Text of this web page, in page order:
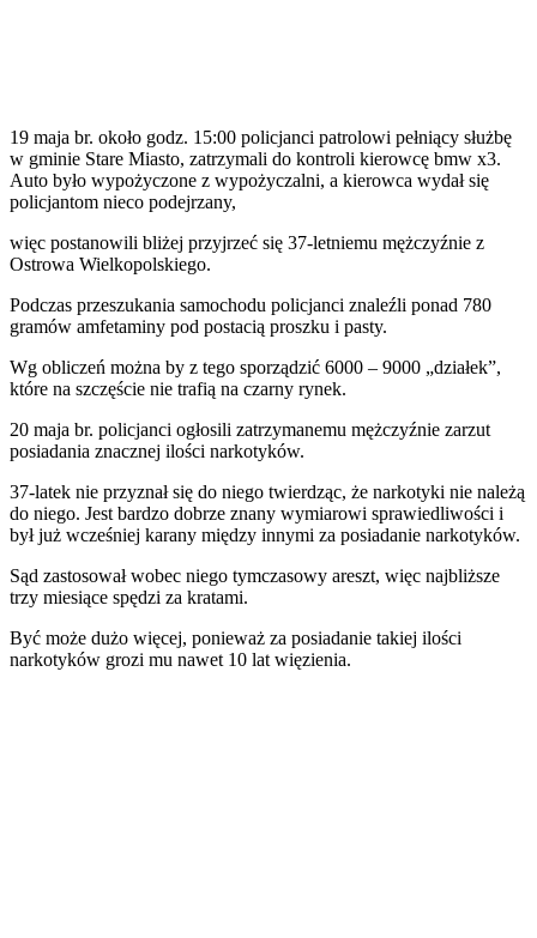
19 maja br. około godz. 15:00 policjanci patrolowi pełniący służbę
w gminie Stare Miasto, zatrzymali do kontroli kierowcę bmw x3.
Auto było wypożyczone z wypożyczalni, a kierowca wydał się
policjantom nieco podejrzany,
więc postanowili bliżej przyjrzeć się 37-letniemu mężczyźnie z
Ostrowa Wielkopolskiego.
Podczas przeszukania samochodu policjanci znaleźli ponad 780
gramów amfetaminy pod postacią proszku i pasty.
Wg obliczeń można by z tego sporządzić 6000 – 9000 „działek”,
które na szczęście nie trafią na czarny rynek.
20 maja br. policjanci ogłosili zatrzymanemu mężczyźnie zarzut
posiadania znacznej ilości narkotyków.
37-latek nie przyznał się do niego twierdząc, że narkotyki nie należą
do niego. Jest bardzo dobrze znany wymiarowi sprawiedliwości i
był już wcześniej karany między innymi za posiadanie narkotyków.
Sąd zastosował wobec niego tymczasowy areszt, więc najbliższe
trzy miesiące spędzi za kratami.
Być może dużo więcej, ponieważ za posiadanie takiej ilości
narkotyków grozi mu nawet 10 lat więzienia.